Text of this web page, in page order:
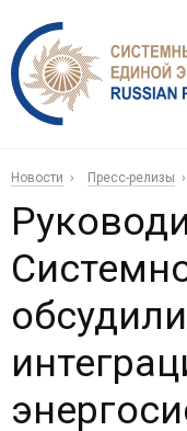
Новости Пресс-релизы